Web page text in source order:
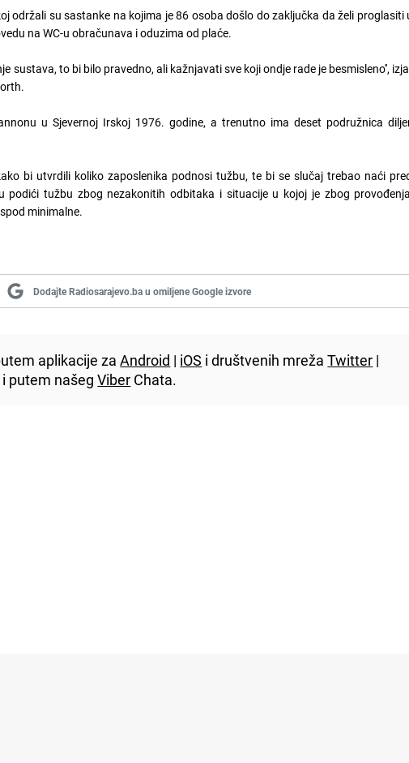
održali su sastanke na kojima je 86 osoba došlo do zaključka da želi proglasiti
na WC-u obračunava i oduzima od plaće.
sustava, to bi bilo pravedno, ali kažnjavati sve koji ondje rade je besmisleno'',
u Sjevernoj Irskoj 1976. godine, a trenutno ima deset podružnica
bi utvrdili koliko zaposlenika podnosi tužbu, te bi se slučaj trebao naći
podići tužbu zbog nezakonitih odbitaka i situacije u kojoj je zbog
minimalne.
Dodajte Radiosarajevo.ba u omiljene Google izvore
aplikacije zaAndroid | iOS i društvenih mrežaTwitter |
i putem našegViber Chata.